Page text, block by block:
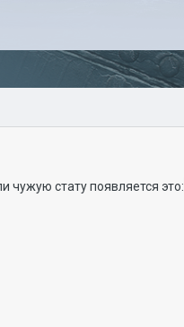
чужую стату появляется это: